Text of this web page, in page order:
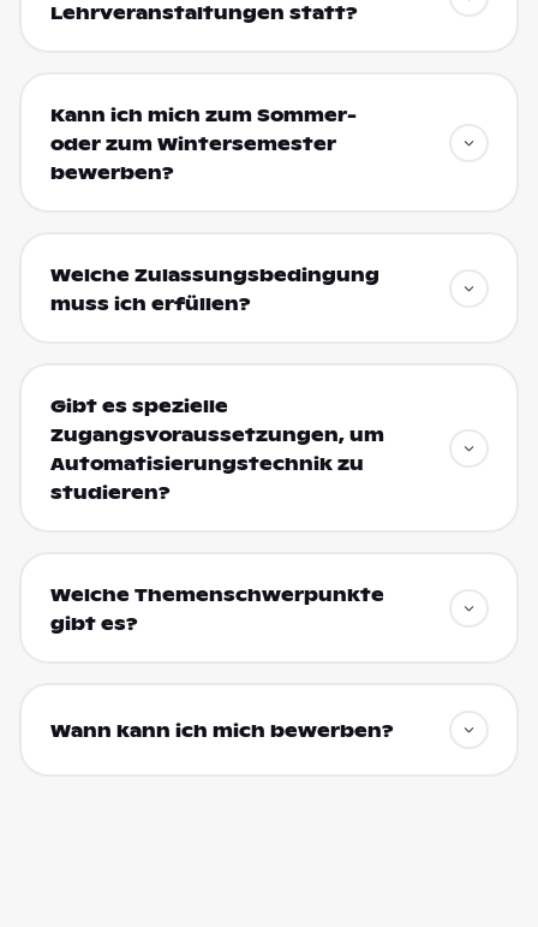
Lehrveranstaltungen statt?
Kann ich mich zum Sommer-
oder zum Wintersemester
bewerben?
Welche Zulassungsbedingung
muss ich erfüllen?
Gibt es spezielle
Zugangsvoraussetzungen, um
Automatisierungstechnik zu
studieren?
Welche Themenschwerpunkte
gibt es?
Wann kann ich mich bewerben?